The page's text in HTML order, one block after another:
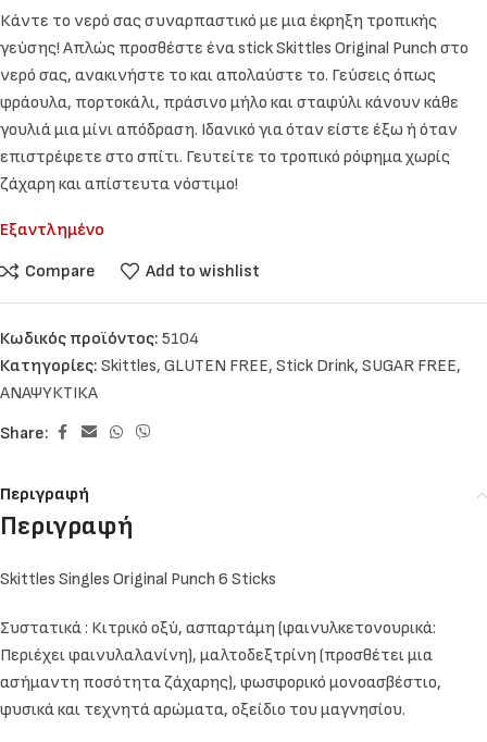
Κάντε το νερό σας συναρπαστικό με μια έκρηξη τροπικής
γεύσης! Απλώς προσθέστε ένα stick Skittles Original Punch στο
νερό σας, ανακινήστε το και απολαύστε το. Γεύσεις όπως
φράουλα, πορτοκάλι, πράσινο μήλο και σταφύλικάνουν κάθε
γουλιά μια μίνι απόδραση. Ιδανικό για όταν είστε έξω ή όταν
επιστρέφετε στο σπίτι. Γευτείτε το τροπικό ρόφημα χωρίς
ζάχαρη και απίστευτα νόστιμο!
Εξαντλημένο
Compare
Add to wishlist
Κωδικός προϊόντος: 5104
Κατηγορίες: Skittles, GLUTEN FREE, Stick Drink, SUGAR FREE,
ΑΝΑΨΥΚΤΙΚΑ
Share:
Περιγραφή
Περιγραφή
Skittles Singles Original Punch 6 Sticks
Συστατικά : Κιτρικό οξύ, ασπαρτάμη (φαινυλκετονουρικά:
Περιέχει φαινυλαλανίνη), μαλτοδεξτρίνη (προσθέτει μια
ασήμαντη ποσότητα ζάχαρης), φωσφορικό μονοασβέστιο,
φυσικά και τεχνητά αρώματα, οξείδιο του μαγνησίου.